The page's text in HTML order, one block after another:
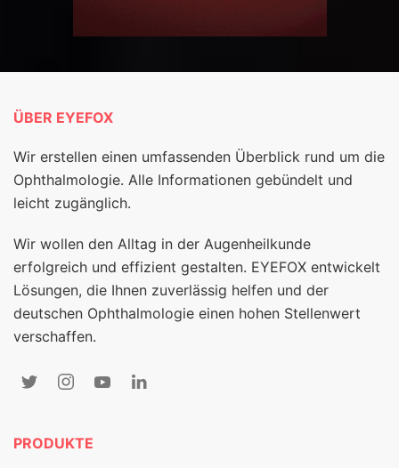
ÜBER EYEFOX
Wir erstellen einen umfassenden Überblick rund um die
Ophthalmologie. Alle Informationen gebündelt und
leicht zugänglich.
Wir wollen den Alltag in der Augenheilkunde
erfolgreich und effizient gestalten. EYEFOX entwickelt
Lösungen, die Ihnen zuverlässig helfen und der
deutschen Ophthalmologie einen hohen Stellenwert
verschaffen.
PRODUKTE